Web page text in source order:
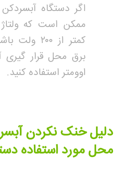
اگر دستگاه
ممکن است که
کمتر از
برق محل قرار گیری
اوومتر استفاده کنید.
دلیل خنک نکردن
محل مورد استفاده